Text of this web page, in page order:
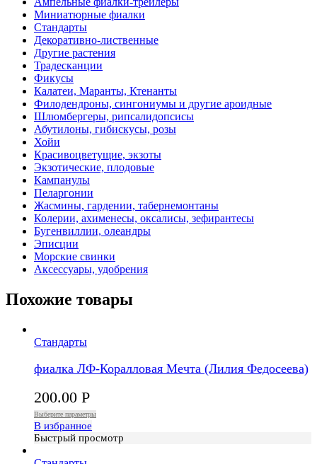
Миниатюрные фиалки
Стандарты
Декоративно-лиственные
Другие растения
Традесканции
Фикусы
Калатеи, Маранты, Ктенанты
Филодендроны, сингониумы и другие ароидные
Шлюмбергеры, рипсалидопсисы
Абутилоны, гибискусы, розы
Хойи
Красивоцветущие, экзоты
Экзотические, плодовые
Кампанулы
Пеларгонии
Жасмины, гардении, табернемонтаны
Колерии, ахименесы, оксалисы, зефирантесы
Бугенвиллии, олеандры
Эписции
Морские свинки
Аксессуары, удобрения
Похожие товары
Стандарты
фиалка ЛФ-Коралловая Мечта (Лилия Федосеева)
200.00 Р
Выберите параметры
В избранное
Быстрый просмотр